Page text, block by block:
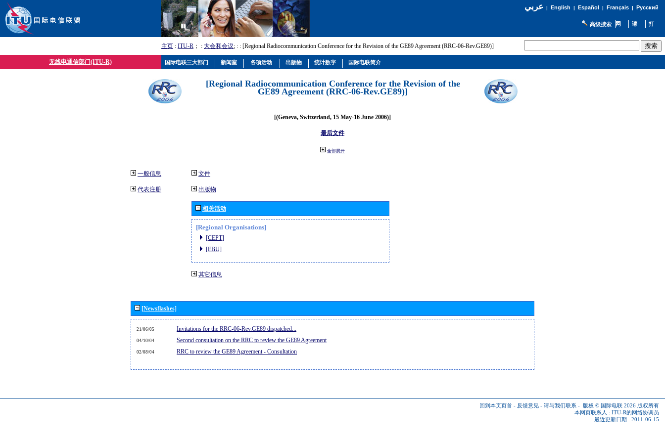
عربي| English | Español | Français| Русский
高级搜索
主页 : ITU-R ； : 大会和会议; : : [Regional Radiocommunication Conference for the Revision of the GE89 Agreement (RRC-06-Rev.GE89)]
无线电通信部门(ITU-R)
[Regional Radiocommunication Conference for the Revision of the
GE89 Agreement (RRC-06-Rev.GE89)]
[(Geneva, Switzerland, 15 May-16 June 2006)]
最后文件
全部展开
一般信息
代表注册
文件
出版物
相关活动
[Regional Organisations]
[CEPT]
[EBU]
其它信息
[Newsflashes]
21/06/05 Invitations for the RRC-06-Rev.GE89 dispatched...
04/10/04 Second consultation on the RRC to review the GE89 Agreement
02/08/04 RRC to review the GE89 Agreement - Consultation
回到本页页首 - 反馈意见 - 请与我们联系 - 版权 © 国际电联 2026 版权所有
本网页联系人 : ITU-R的网络协调员
最近更新日期 : 2011-06-15
国际电联三大部门 新闻室 各项活动 出版物 统计数字 国际电联简介